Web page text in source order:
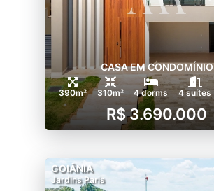
CASA EM CONDOMÍNIO
390m² 310m² 4 dorms 4 suítes
R$ 3.690.000
GOIÂNIA
Jardins Paris